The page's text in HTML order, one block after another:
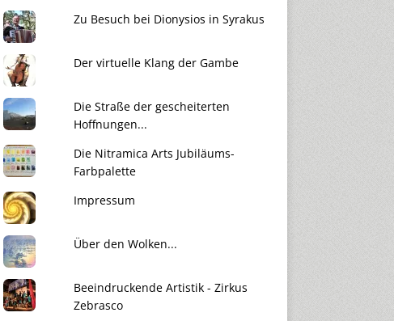
Zu Besuch bei Dionysios in Syrakus
Der virtuelle Klang der Gambe
Die Straße der gescheiterten
Hoffnungen...
Die Nitramica Arts Jubiläums-
Farbpalette
Impressum
Über den Wolken...
Beeindruckende Artistik - Zirkus
Zebrasco